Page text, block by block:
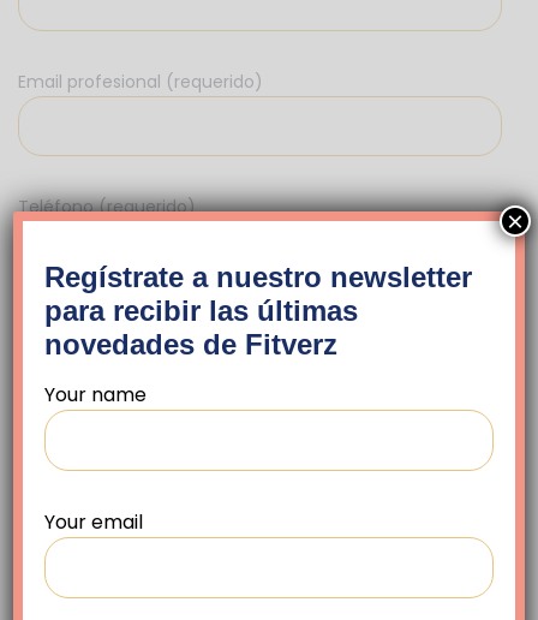
Email profesional (requerido)
Teléfono (requerido)
lifestyle/stress-management/in-
depth/relaxation-technique/art-20045368
https://www.entrepreneur.com/article/306651
Regístrate a nuestro newsletter
para recibir las últimas
novedades de Fitverz
Your name
Your email
×